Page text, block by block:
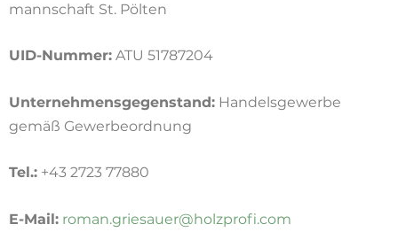
mannschaft St. Pölten
UID-Nummer: ATU 51787204
Unternehmensgegenstand: Handelsgewerbe
gemäß Gewerbeordnung
Tel.: +43 2723 77880
E-Mail: roman.griesauer@holzprofi.com